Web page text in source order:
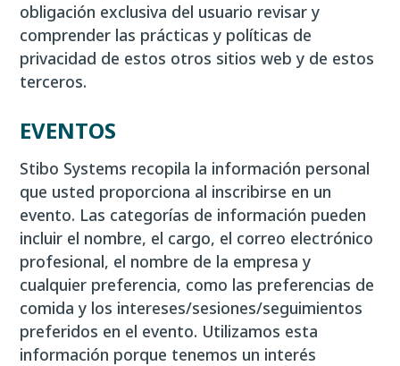
obligación exclusiva del usuario revisar y
comprender las prácticas y políticas de
privacidad de estos otros sitios web y de estos
terceros.
EVENTOS
Stibo Systems recopila la información personal
que usted proporciona al inscribirse en un
evento. Las categorías de información pueden
incluir el nombre, el cargo, el correo electrónico
profesional, el nombre de la empresa y
cualquier preferencia, como las preferencias de
comida y los intereses/sesiones/seguimientos
preferidos en el evento. Utilizamos esta
información porque tenemos un interés